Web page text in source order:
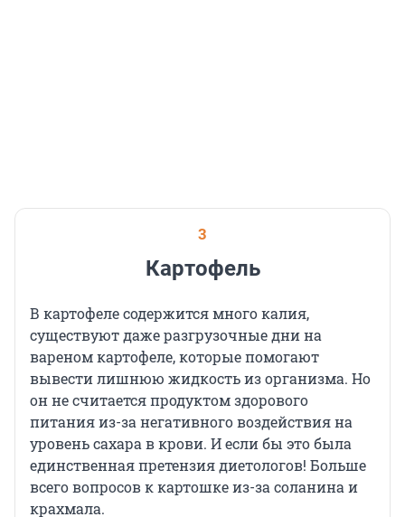
3
Картофель
В картофеле содержится много калия,
существуют даже разгрузочные дни на
вареном картофеле, которые помогают
вывести лишнюю жидкость из организма. Но
он не считается продуктом здорового
питания из-за негативного воздействия на
уровень сахара в крови. И если бы это была
единственная претензия диетологов! Больше
всего вопросов к картошке из-за соланина и
крахмала.